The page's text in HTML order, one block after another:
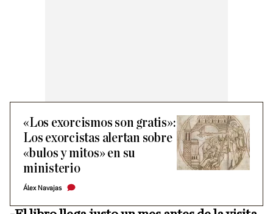
«Los exorcismos son gratis»:
Los exorcistas alertan sobre
«bulos y mitos» en su
ministerio
Álex Navajas